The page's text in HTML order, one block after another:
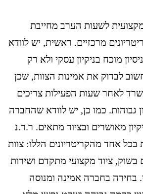
לשעות הערב מחייבת
מרכזיים. ראשית, יש לוודא
מוכח בניקיון עסקי ולא רק
חשוב לבדוק את אמינות הצוות, שכן
לאחר שעות הפעילות צריכים
גבוהות. כמו כן, יש לוודא שהחברה
מאושרים ובציוד מתאים. ר.ר.נ
בכל אחד מהקריטריונים הללו: צוות
בשוק, ציוד מקצועי מתקדם ושירות
בחירה בחברה אמינה ומנוסה